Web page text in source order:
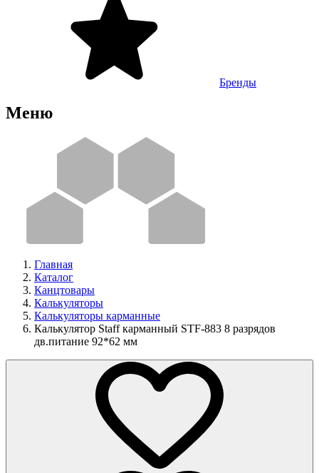
Бренды
Меню
Главная
Каталог
Канцтовары
Калькуляторы
Калькуляторы карманные
Калькулятор Staff карманный STF-883 8 разрядов
дв.питание 92*62 мм